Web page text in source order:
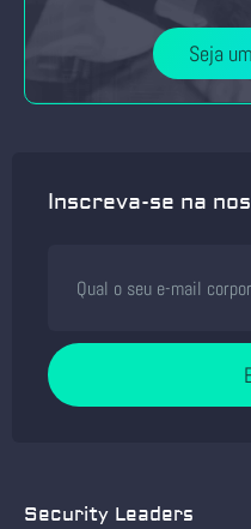
Seja
Inscreva-se na
Security Leaders